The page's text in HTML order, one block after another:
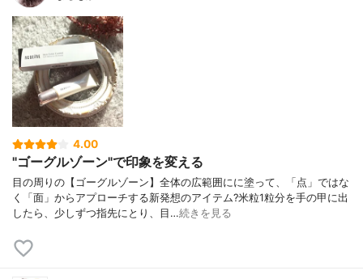
4.00
"ゴーグルゾーン"で印象を変える
目の周りの【ゴーグルゾーン】全体の広範囲にに塗って、「点」ではな
く「面」からアプローチする新発想のアイテム?米粒1粒分を手の甲に出
したら、少しずつ指先にとり、目…続きを見る